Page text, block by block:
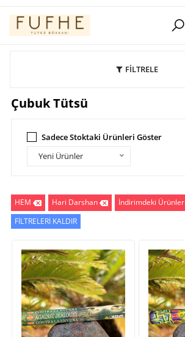
FİLTRELE
Çubuk Tütsü
Sadece Stoktaki Ürünleri Göster
Yeni Ürünler
HEM Hari Darshan
İndirimdeki Ürünler
FİLTRELERİ KALDIR